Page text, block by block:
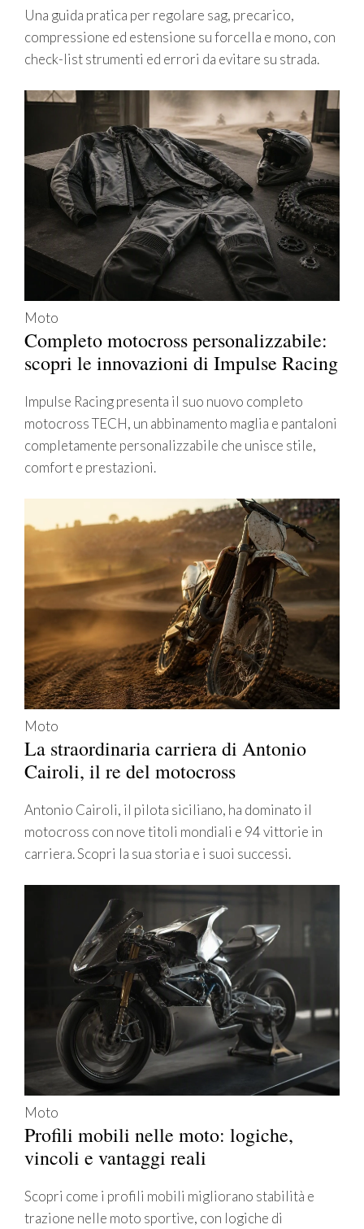
Una guida pratica per regolare sag, precarico,
compressione ed estensione su forcella e mono, con
check-list strumenti ed errori da evitare su strada.
Moto
Completo motocross personalizzabile:
scopri le innovazioni di Impulse Racing
Impulse Racing presenta il suo nuovo completo
motocross TECH, un abbinamento maglia e pantaloni
completamente personalizzabile che unisce stile,
comfort e prestazioni.
Moto
La straordinaria carriera di Antonio
Cairoli, il re del motocross
Antonio Cairoli, il pilota siciliano, ha dominato il
motocross con nove titoli mondiali e 94 vittorie in
carriera. Scopri la sua storia e i suoi successi.
Moto
Profili mobili nelle moto: logiche,
vincoli e vantaggi reali
Scopri come i profili mobili migliorano stabilità e
trazione nelle moto sportive, con logiche di